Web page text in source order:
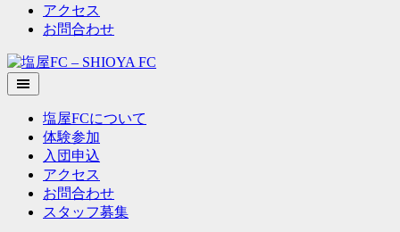
アクセス
お問合わせ
Skip
to
content
塩屋FCについて
体験参加
入団申込
アクセス
お問合わせ
スタッフ募集